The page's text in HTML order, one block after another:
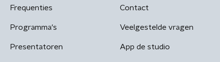
Frequenties
Programma's
Presentatoren
Contact
Veelgestelde vragen
App de studio